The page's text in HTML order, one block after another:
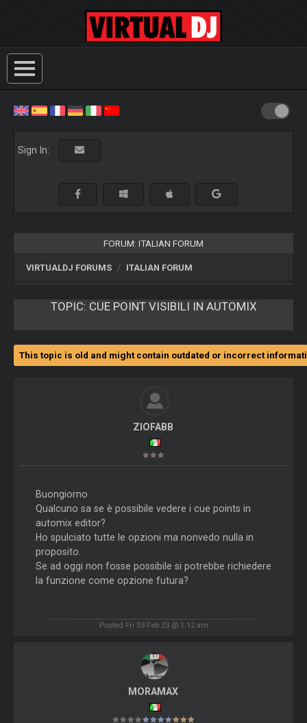
Sign In:
FORUM: ITALIAN FORUM
VIRTUALDJ FORUMS ITALIAN FORUM
TOPIC: CUE POINT VISIBILI IN AUTOMIX
This topic is old and might contain outdated or incorrect
ZIOFABB
Buongiorno
Qualcuno sa se è possibile vedere i cue points in
automix editor?
Ho spulciato tutte le opzioni ma nonvedo nulla in
proposito.
Se ad oggi non fosse possibile si potrebbe richiedere
la funzione come opzione futura?
Posted Fri 03 Feb 23 @ 1:12 am
MORAMAX